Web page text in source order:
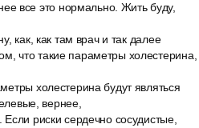
все это нормально. Жить буду,
как, как там врач и так далее
что такие параметры холестерина,
холестерина будут являться
вернее,
риски сердечно сосудистые,